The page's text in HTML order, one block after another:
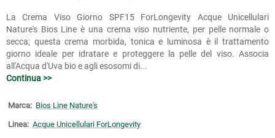
La Crema Viso Giorno SPF15 ForLongevity Acque Unicellulari
Nature's Bios Line è una crema viso nutriente, per pelle normale o
secca; questa crema morbida, tonica e luminosa è il trattamento
giorno ideale per idratare e proteggere la pelle del viso. Associa
all'Acqua d'Uva bio e agli esosomi di...
Continua >>
Marca: Bios Line Nature's
Linea: Acque Unicellulari ForLongevity